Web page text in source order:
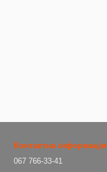
Контактна інформація
067 766-33-41